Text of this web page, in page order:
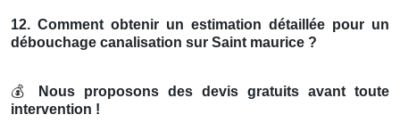
12. Comment obtenir un estimation détaillée pour un
débouchage canalisation sur Saint maurice ?
💰
Nous proposons des devis gratuits avant toute
intervention !